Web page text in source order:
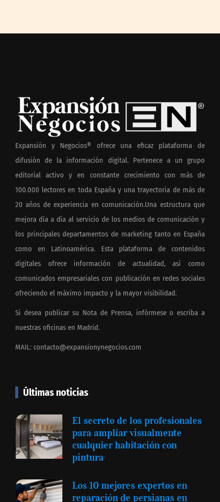
Expansión y Negocios® ofrece una eficaz plataforma de
difusión de la información digital. Pertenece a un grupo
editorial activo y en constante crecimiento con más de
100.000 lectores en toda España y una trayectoria de más de
20 años de experiencia en comunicación.Una estructura que
mejora día a día al servicio de los medios de comunicación y
los principales departamentos de marketing tanto en España
como en Latinoamérica. Esta plataforma de contenidos
digitales ofrece información de actualidad, así como
comunicados empresariales con publicación en redes sociales
ofreciendo el máximo impacto y la mayor visibilidad.
Si desea publicar su Nota de Prensa, infórmese o escriba a
nuestras oficinas en Madrid.
MAIL: contacto@expansionynegocios.com
Últimas noticias
El secreto de los profesionales
para ampliar visualmente
cualquier habitación con
pintura
Los 10 mejores expertos en
reparación de persianas en